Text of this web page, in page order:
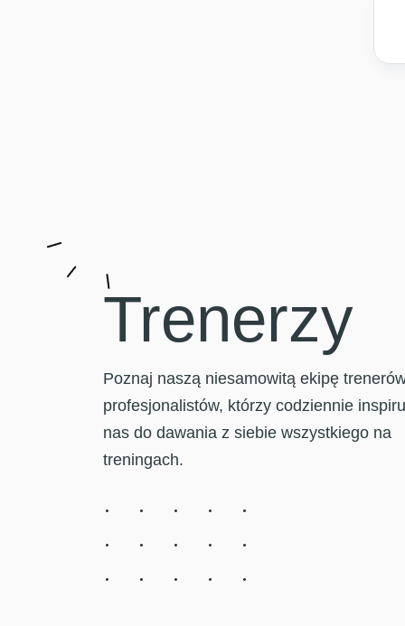
Trenerzy
Poznaj naszą niesamowitą ekipę
profesjonalistów, którzy codziennie
nas do dawania z siebie wszystkiego na
treningach.